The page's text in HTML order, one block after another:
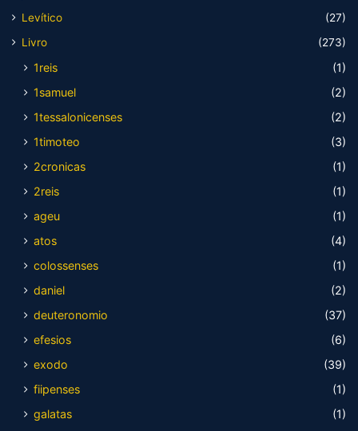
Levítico
(27)
Livro
(273)
1reis
(1)
1samuel
(2)
1tessalonicenses
(2)
1timoteo
(3)
2cronicas
(1)
2reis
(1)
ageu
(1)
atos
(4)
colossenses
(1)
daniel
(2)
deuteronomio
(37)
efesios
(6)
exodo
(39)
fiipenses
(1)
galatas
(1)